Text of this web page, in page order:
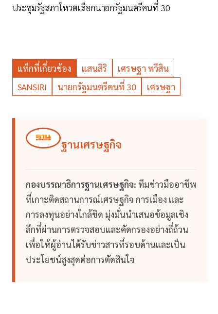
ประชุมรัฐสภาโหวตเลือกนายกรัฐมนตรีคนที่ 30
แท็กที่เกี่ยวข้อง แสนสิริ
เศรษฐา ทวีสิน
SANSIRI
นายกรัฐมนตรีคนที่ 30 เศรษฐา
ฐานเศรษฐกิจ
กองบรรณาธิการฐานเศรษฐกิจ: ทีมข่าวมืออาชีพ
ที่เกาะติดสถานการณ์เศรษฐกิจ การเมือง และ
การลงทุนอย่างใกล้ชิด มุ่งมั่นนำเสนอข้อมูลเชิง
ลึกที่ผ่านการตรวจสอบและคัดกรองอย่างถี่ถ้วน
เพื่อให้ผู้อ่านได้รับข่าวสารที่รอบด้านและเป็น
ประโยชน์สูงสุดต่อการตัดสินใจ